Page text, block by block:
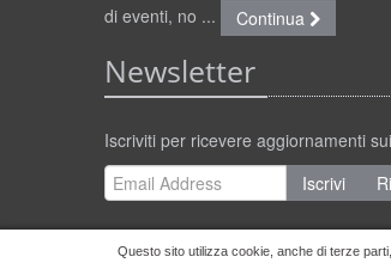
Questo sito utilizza cookie, anche di terze
di eventi, no ...
Continua
Newsletter
Iscriviti per ricevere aggiornamenti
Iscrivi